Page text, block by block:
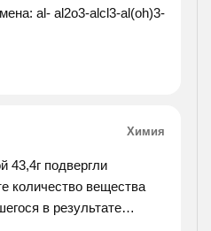
al- al2o3-alcl3-al(oh)3-
Химия
43,4г подвергли
количество вещества
в результате